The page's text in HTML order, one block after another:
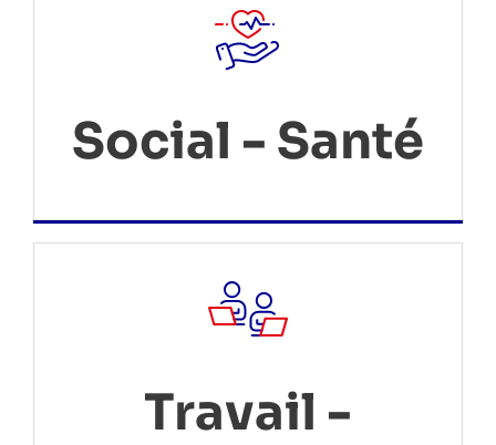
Social - Santé
Travail -